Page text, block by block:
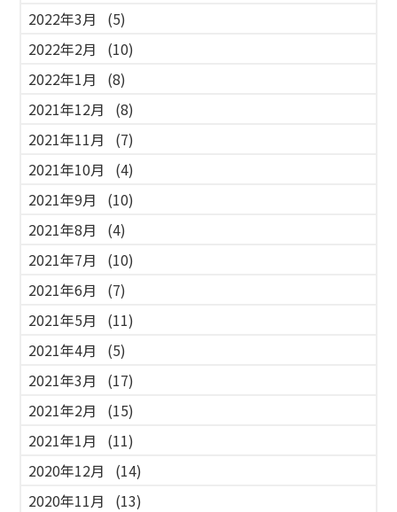
2022年3月
(5)
2022年2月
(10)
2022年1月
(8)
2021年12月
(8)
2021年11月
(7)
2021年10月
(4)
2021年9月
(10)
2021年8月
(4)
2021年7月
(10)
2021年6月
(7)
2021年5月
(11)
2021年4月
(5)
2021年3月
(17)
2021年2月
(15)
2021年1月
(11)
2020年12月
(14)
2020年11月
(13)